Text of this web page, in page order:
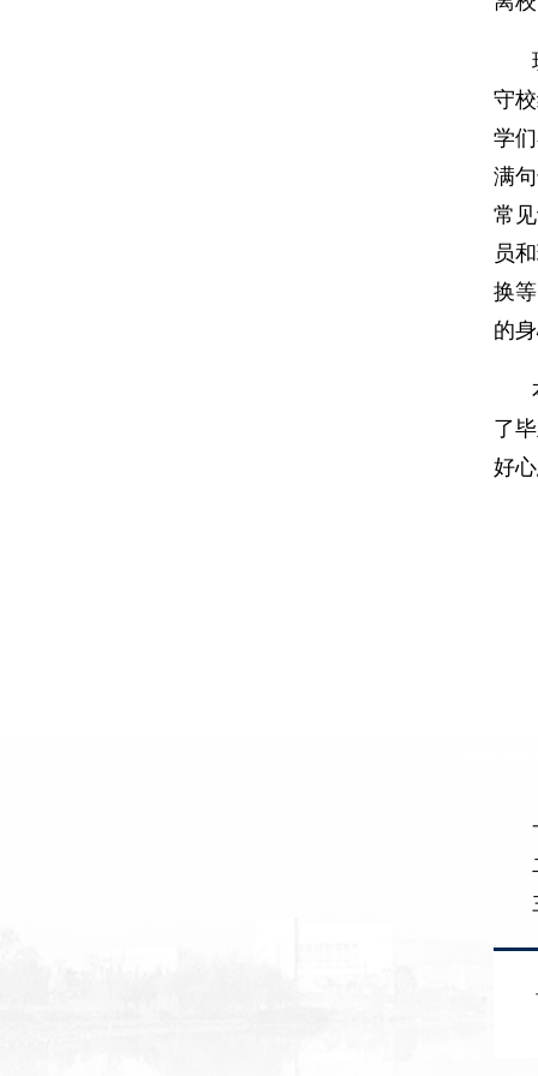
守
学
满
常
员
换
的
了
好